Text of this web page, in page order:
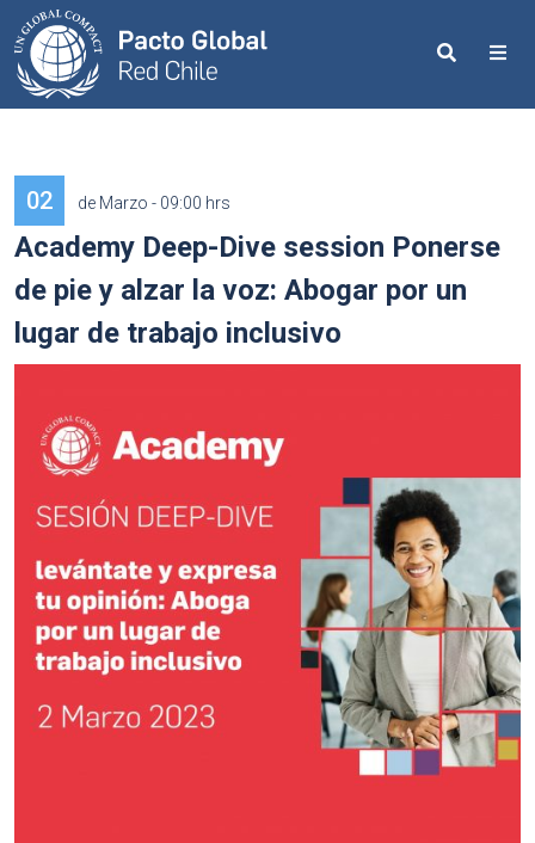
Search
02 de Marzo - 09:00 hrs
Academy Deep-Dive session Ponerse
de pie y alzar la voz: Abogar por un
lugar de trabajo inclusivo